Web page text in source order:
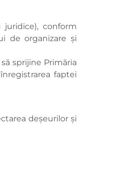
conform
de organizare și
sprijine Primăria
faptei
deșeurilor și